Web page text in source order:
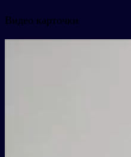
Видео карточки